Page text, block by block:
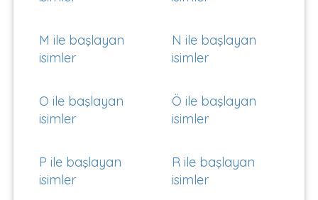
M ile başlayan
isimler
N ile başlayan
isimler
O ile başlayan
isimler
Ö ile başlayan
isimler
P ile başlayan
isimler
R ile başlayan
isimler